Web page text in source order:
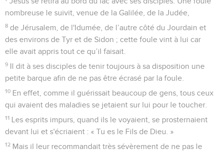
nombreuse le suivit, venue de la Galilée, de la Judée,
8 de Jérusalem, de l'Idumée, de l’autre côté du Jourdain et
des environs de Tyr et de Sidon ; cette foule vint à lui car
elle avait appris tout ce qu’il faisait.
9 Il dit à ses disciples de tenir toujours à sa disposition une
petite barque afin de ne pas être écrasé par la foule.
10 En effet, comme il guérissait beaucoup de gens, tous ceux
qui avaient des maladies se jetaient sur lui pour le toucher.
11 Les esprits impurs, quand ils le voyaient, se prosternaient
devant lui et s'écriaient : « Tu es le Fils de Dieu. »
12 Mais il leur recommandait très sévèrement de ne pas le